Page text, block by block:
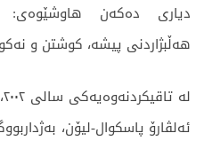
دیاری دەکەن هاوشێوەی:
هەڵبژاردنی پیشە، کوشتن و
ئەلڤارۆ پاسکوال-لیۆن،